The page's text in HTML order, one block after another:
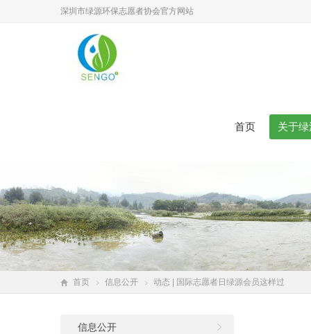
深圳市绿源环保志愿者协会官方网站
首页 关于
首页 信息公开 动态 | 国际志愿者日绿源会员这样过
信息公开